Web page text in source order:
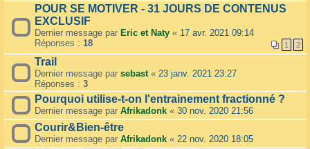
POUR SE MOTIVER - 31 JOURS DE CONTENUS
EXCLUSIF
Dernier message par Eric et Naty « 17 avr. 2021 09:14
Réponses : 18 1 2
Trail
Dernier message par sebast« 23 janv. 2021 23:27
Réponses : 3
Pourquoi utilise-t-on l'entrainement fractionné ?
Dernier message par Afrikadonk « 30 nov. 2020 21:56
Courir&Bien-être
Dernier message par Afrikadonk « 22 nov. 2020 18:05